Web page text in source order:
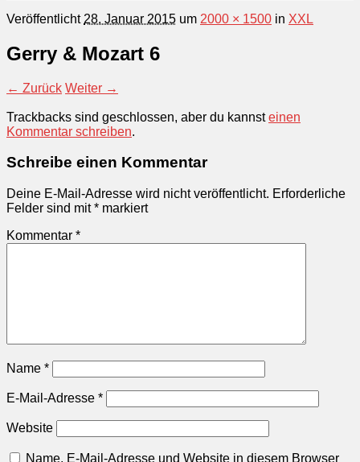
Veröffentlicht 28. Januar 2015 um 2000 × 1500 in XXL
Gerry & Mozart 6
← Zurück Weiter →
Trackbacks sind geschlossen, aber du kannsteinen
Kommentar schreiben.
Schreibe einen Kommentar
Deine E-Mail-Adresse wird nicht veröffentlicht. Erforderliche
Felder sind mit* markiert
Kommentar *
Name *
E-Mail-Adresse *
Website
Name, E-Mail-Adresse und Website in diesem Browser